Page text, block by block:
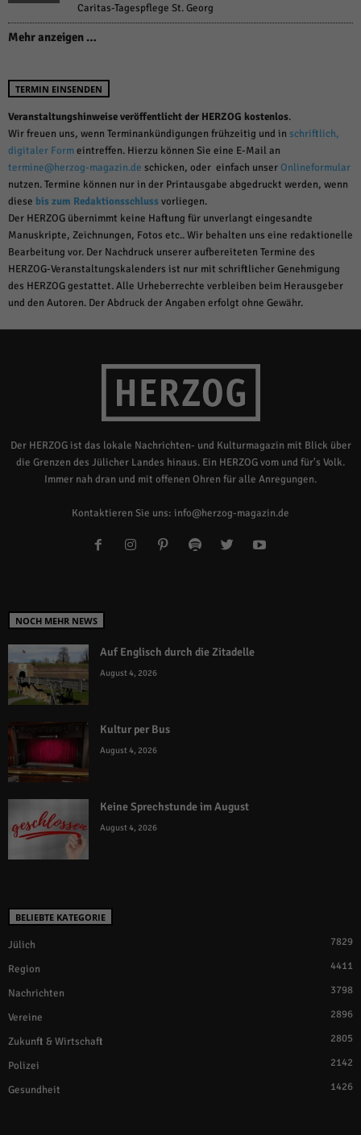
Caritas-Tagespflege St. Georg
Mehr anzeigen …
TERMIN EINSENDEN
Veranstaltungshinweise veröffentlicht der HERZOG kostenlos.
Wir freuen uns, wenn Terminankündigungen frühzeitig und in schriftlich,
digitaler Formeintreffen. Hierzu können Sie eine E-Mail an
termine@herzog-magazin.de schicken, oder einfach unserOnlineformular
nutzen. Termine können nur in der Printausgabe abgedruckt werden, wenn
diese bis zum Redaktionsschlussvorliegen.
Der HERZOG übernimmt keine Haftung für unverlangt eingesandte
Manuskripte, Zeichnungen, Fotos etc.. Wir behalten uns eine redaktionelle
Bearbeitung vor. Der Nachdruck unserer aufbereiteten Termine des
HERZOG-Veranstaltungskalenders ist nur mit schriftlicher Genehmigung
des HERZOG gestattet. Alle Urheberrechte verbleiben beim Herausgeber
und den Autoren. Der Abdruck der Angaben erfolgt ohne Gewähr.
Der HERZOG ist das lokale Nachrichten- und Kulturmagazin mit Blick über
die Grenzen des Jülicher Landes hinaus. Ein HERZOG vom und für's Volk.
Immer nah dran und mit offenen Ohren für alle Anregungen.
Kontaktieren Sie uns: info@herzog-magazin.de
NOCH MEHR NEWS
Auf Englisch durch die Zitadelle
August 4, 2026
Kultur per Bus
August 4, 2026
Keine Sprechstunde im August
August 4, 2026
BELIEBTE KATEGORIE
Jülich 7829
Region 4411
Nachrichten 3798
Vereine 2896
Zukunft & Wirtschaft 2805
Polizei 2142
Gesundheit 1426